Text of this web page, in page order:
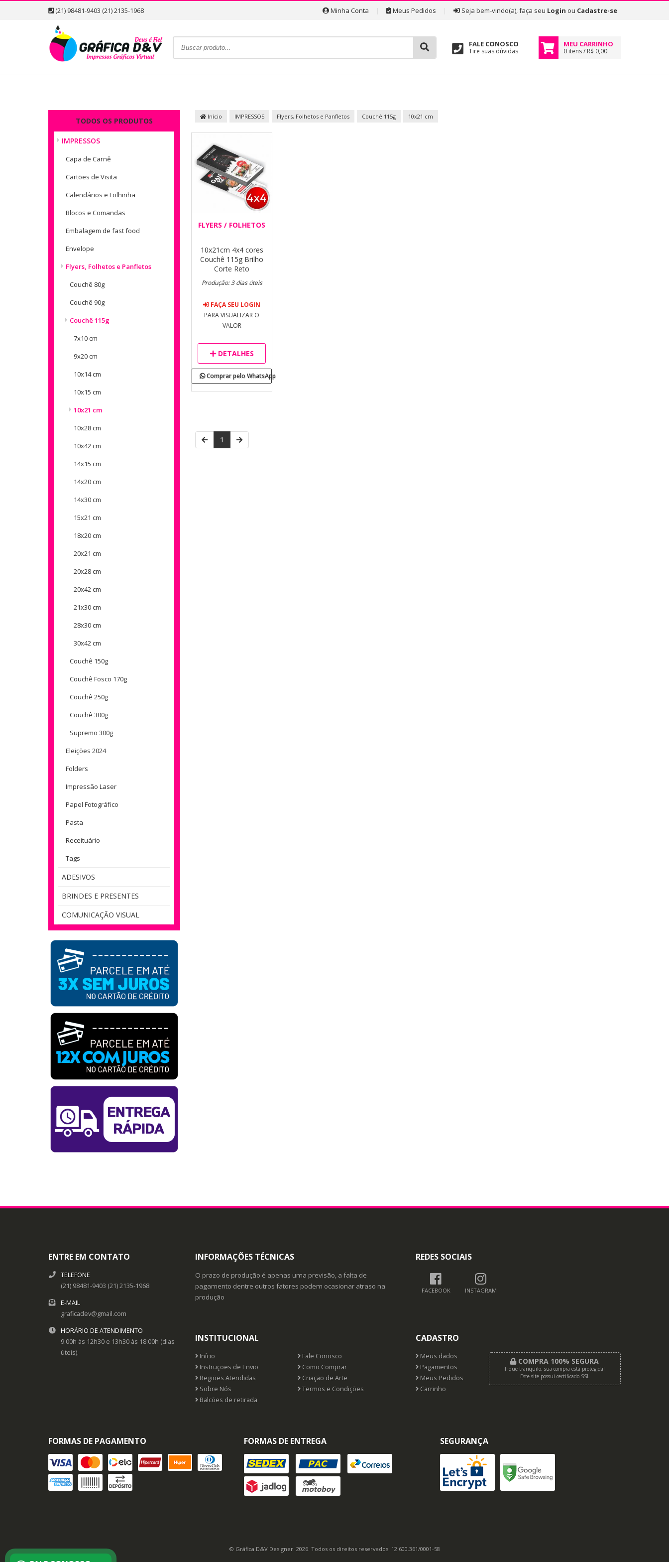
(21) 98481-9403 (21) 2135-1968 Minha Conta Meus Pedidos Seja bem-vindo(a), faça seu Login ou Cadastre-se
FALE CONOSCO
Tire suas dúvidas
MEU CARRINHO
0 itens / R$ 0,00
TODOS OS PRODUTOS
IMPRESSOS
Capa de Carnê
Cartões de Visita
Calendários e Folhinha
Blocos e Comandas
Embalagem de fast food
Envelope
Flyers, Folhetos e Panfletos
Couchê 80g
Couchê 90g
Couchê 115g
7x10 cm
9x20 cm
10x14 cm
10x15 cm
10x21 cm
10x28 cm
10x42 cm
14x15 cm
14x20 cm
14x30 cm
15x21 cm
18x20 cm
20x21 cm
20x28 cm
20x42 cm
21x30 cm
28x30 cm
30x42 cm
Couchê 150g
Couchê Fosco 170g
Couchê 250g
Couchê 300g
Supremo 300g
Eleições 2024
Folders
Impressão Laser
Papel Fotográfico
Pasta
Receituário
Tags
ADESIVOS
BRINDES E PRESENTES
COMUNICAÇÃO VISUAL
Início IMPRESSOS Flyers, Folhetos e Panfletos Couchê 115g 10x21 cm
FLYERS / FOLHETOS
10x21cm 4x4 cores
Couchê 115g Brilho
Corte Reto
Produção: 3 dias úteis
FAÇA SEU LOGIN
PARA VISUALIZAR O
VALOR
DETALHES
Comprar pelo WhatsApp
1
ENTRE EM CONTATO
TELEFONE
(21) 98481-9403 (21) 2135-1968
E-MAIL
graficadev@gmail.com
HORÁRIO DE ATENDIMENTO
9:00h às 12h30 e 13h30 às 18:00h (dias
úteis).
INFORMAÇÕES TÉCNICAS
O prazo de produção é apenas uma previsão, a falta de
pagamento dentre outros fatores podem ocasionar atraso na
produção
REDES SOCIAIS
FACEBOOK INSTAGRAM
INSTITUCIONAL
Início
Fale Conosco
Instruções de Envio
Como Comprar
Regiões Atendidas
Criação de Arte
Sobre Nós
Termos e Condições
Balcões de retirada
CADASTRO
Meus dados
Pagamentos
Meus Pedidos
Carrinho
COMPRA 100% SEGURA
Fique tranquilo, sua compra está protegida!
Este site possui certificado SSL
FORMAS DE PAGAMENTO FORMAS DE ENTREGA SEGURANÇA
© Gráfica D&V Designer. 2026. Todos os direitos reservados. 12.600.361/0001-58